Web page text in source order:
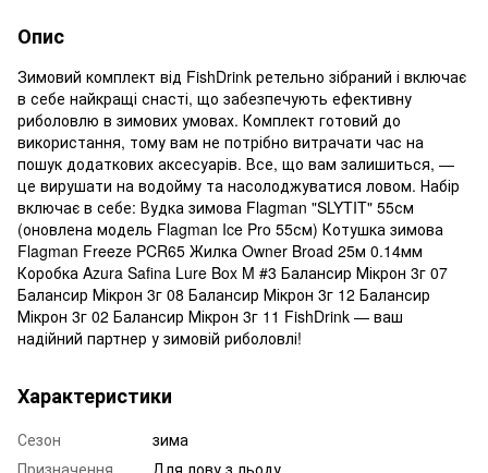
Опис
Зимовий комплект від FishDrink ретельно зібраний і включає
в себе найкращі снасті, що забезпечують ефективну
риболовлю в зимових умовах. Комплект готовий до
використання, тому вам не потрібно витрачати час на
пошук додаткових аксесуарів. Все, що вам залишиться, —
це вирушати на водойму та насолоджуватися ловом. Набір
включає в себе: Вудка зимова Flagman "SLYTIT" 55см
(оновлена модель Flagman Ice Pro 55см) Котушка зимова
Flagman Freeze PCR65 Жилка Owner Broad 25м 0.14мм
Коробка Azura Safina Lure Box M #3 Балансир Мікрон 3г 07
Балансир Мікрон 3г 08 Балансир Мікрон 3г 12 Балансир
Мікрон 3г 02 Балансир Мікрон 3г 11 FishDrink — ваш
надійний партнер у зимовій риболовлі!
Характеристики
Сезон
зима
Призначення
Для лову з льоду